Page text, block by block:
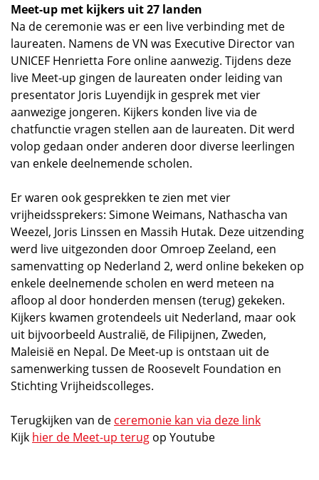
Meet-up met kijkers uit 27 landen
Na de ceremonie was er een live verbinding met de
laureaten. Namens de VN was Executive Director van
UNICEF Henrietta Fore online aanwezig. Tijdens deze
live Meet-up gingen de laureaten onder leiding van
presentator Joris Luyendijk in gesprek met vier
aanwezige jongeren. Kijkers konden live via de
chatfunctie vragen stellen aan de laureaten. Dit werd
volop gedaan onder anderen door diverse leerlingen
van enkele deelnemende scholen.
Er waren ook gesprekken te zien met vier
vrijheidssprekers: Simone Weimans, Nathascha van
Weezel, Joris Linssen en Massih Hutak. Deze uitzending
werd live uitgezonden door Omroep Zeeland, een
samenvatting op Nederland 2, werd online bekeken op
enkele deelnemende scholen en werd meteen na
afloop al door honderden mensen (terug) gekeken.
Kijkers kwamen grotendeels uit Nederland, maar ook
uit bijvoorbeeld Australië, de Filipijnen, Zweden,
Maleisië en Nepal. De Meet-up is ontstaan uit de
samenwerking tussen de Roosevelt Foundation en
Stichting Vrijheidscolleges.
Terugkijken van de ceremonie kan via deze link
Kijk hier de Meet-up terug op Youtube